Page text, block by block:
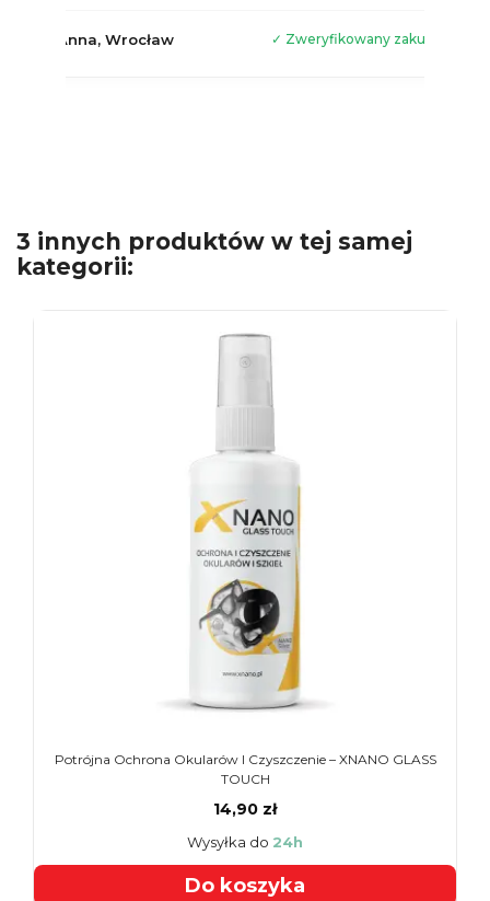
Anna, Wrocław ✓ Zweryfikowany zakup
3 innych produktów w tej samej
kategorii:
Potrójna Ochrona Okularów I Czyszczenie – XNANO GLASS
TOUCH
14,90 zł
Wysyłka do 24h
Do koszyka